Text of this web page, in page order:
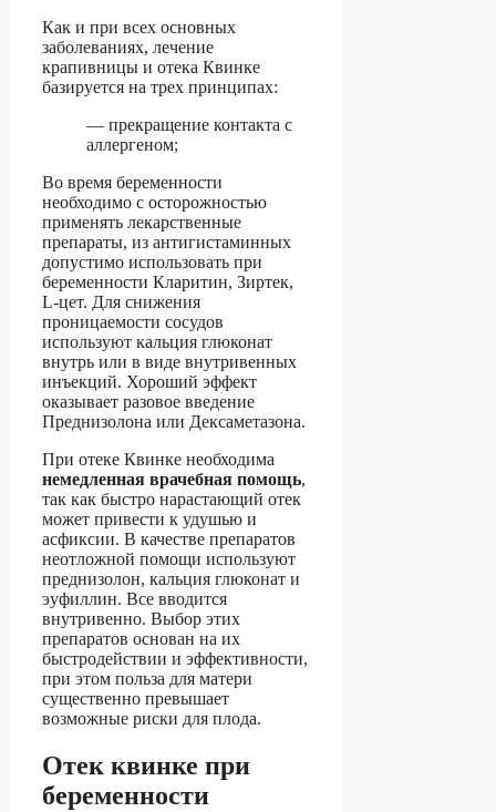
Как и при всех основных
заболеваниях, лечение
крапивницы и отека Квинке
базируется на трех принципах:
— прекращение контакта с
аллергеном;
Во время беременности
необходимо с осторожностью
применять лекарственные
препараты, из антигистаминных
допустимо использовать при
беременности Кларитин, Зиртек,
L-цет. Для снижения
проницаемости сосудов
используют кальция глюконат
внутрь или в виде внутривенных
инъекций. Хороший эффект
оказывает разовое введение
Преднизолона или Дексаметазона.
При отеке Квинке необходима
немедленная врачебная помощь,
так как быстро нарастающий отек
может привести к удушью и
асфиксии. В качестве препаратов
неотложной помощи используют
преднизолон, кальция глюконат и
эуфиллин. Все вводится
внутривенно. Выбор этих
препаратов основан на их
быстродействии и эффективности,
при этом польза для матери
существенно превышает
возможные риски для плода.
Отек квинке при
беременности